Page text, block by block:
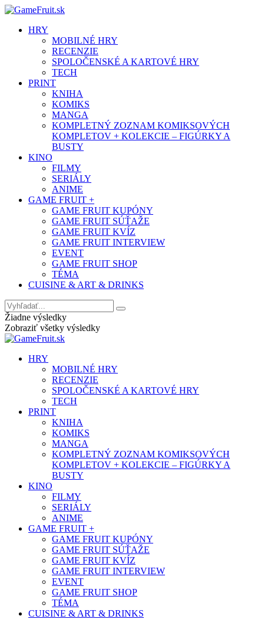
HRY
MOBILNÉ HRY
RECENZIE
SPOLOČENSKÉ A KARTOVÉ HRY
TECH
PRINT
KNIHA
KOMIKS
MANGA
KOMPLETNÝ ZOZNAM KOMIKSOVÝCH
KOMPLETOV + KOLEKCIE – FIGÚRKY A
BUSTY
KINO
FILMY
SERIÁLY
ANIME
GAME FRUIT +
GAME FRUIT KUPÓNY
GAME FRUIT SÚŤAŽE
GAME FRUIT KVÍZ
GAME FRUIT INTERVIEW
EVENT
GAME FRUIT SHOP
TÉMA
CUISINE & ART & DRINKS
Žiadne výsledky
Zobraziť všetky výsledky
HRY
MOBILNÉ HRY
RECENZIE
SPOLOČENSKÉ A KARTOVÉ HRY
TECH
PRINT
KNIHA
KOMIKS
MANGA
KOMPLETNÝ ZOZNAM KOMIKSOVÝCH
KOMPLETOV + KOLEKCIE – FIGÚRKY A
BUSTY
KINO
FILMY
SERIÁLY
ANIME
GAME FRUIT +
GAME FRUIT KUPÓNY
GAME FRUIT SÚŤAŽE
GAME FRUIT KVÍZ
GAME FRUIT INTERVIEW
EVENT
GAME FRUIT SHOP
TÉMA
CUISINE & ART & DRINKS